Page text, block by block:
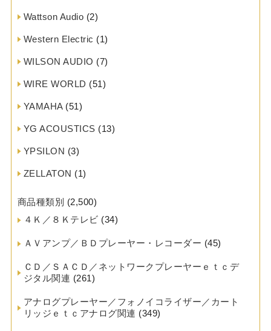
Wattson Audio (2)
Western Electric (1)
WILSON AUDIO (7)
WIRE WORLD (51)
YAMAHA(51)
YG ACOUSTICS (13)
YPSILON (3)
ZELLATON (1)
商品種類別 (2,500)
４Ｋ／８Ｋテレビ (34)
ＡＶアンプ／ＢＤプレーヤー・レコーダー (45)
ＣＤ／ＳＡＣＤ／ネットワークプレーヤーｅｔｃデ
ジタル関連 (261)
アナログプレーヤー／フォノイコライザー／カート
リッジｅｔｃアナログ関連 (349)